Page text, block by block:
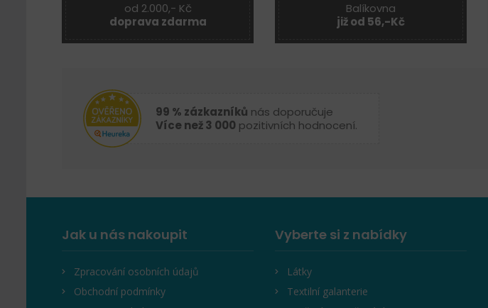
od 2.000,- Kč
doprava zdarma
Balíkovna
již od 56,-Kč
99 % zázkazníků nás doporučuje
Více než 3 000 pozitivních hodnocení.
Jak u nás nakoupit
Zpracování osobních údajů
Obchodní podmínky
Vyberte si z nabídky
Látky
Textilní galanterie